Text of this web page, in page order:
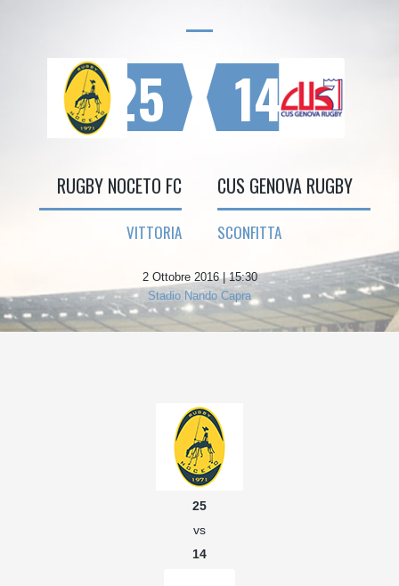
25
RUGBY NOCETO FC
VITTORIA
14
CUS GENOVA RUGBY
SCONFITTA
2 Ottobre 2016 | 15:30
Stadio Nando Capra
25
vs
14